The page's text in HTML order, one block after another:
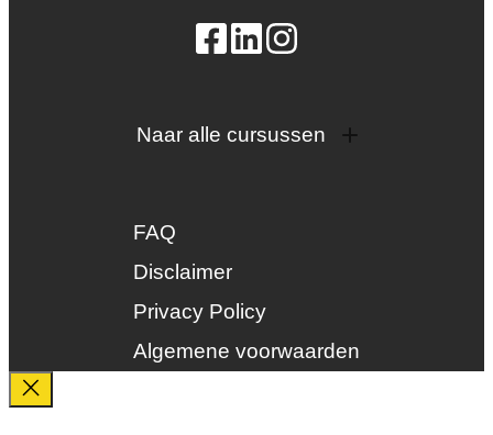
Naar alle cursussen
Zonne-energie
Duurzaamheid
Veiligheid
FAQ
Disclaimer
Privacy Policy
Algemene voorwaarden